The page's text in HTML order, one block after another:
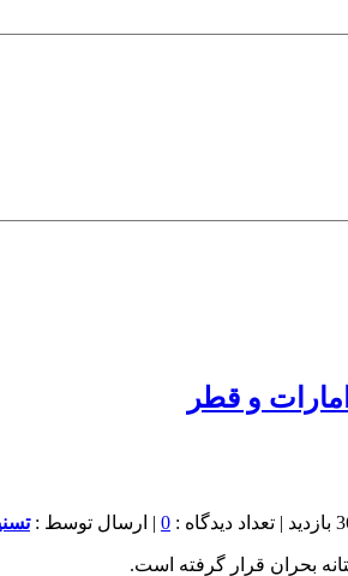
و قطر
0 | ارسال توسط :
بحران قرار گرفته است.